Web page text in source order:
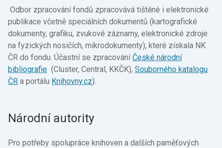
Odbor zpracování fondů zpracovává tištěné i elektronické
publikace včetně speciálních dokumentů (kartografické
dokumenty, grafiku, zvukové záznamy, elektronické zdroje
na fyzických nosičích, mikrodokumenty), které získala NK
ČR do fondu. Účastní se zpracování České národní
bibliografie (Cluster, Central, KKČK), Souborného katalogu
ČR a portálu Knihovny.cz).
Národní autority
Pro potřeby spolupráce knihoven a dalších paměťových